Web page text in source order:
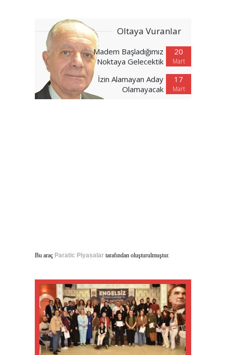
Oltaya Vuranlar
20
Mart
Madem Başladığımız
Noktaya Gelecektik
17
Mart
İzin Alamayan Aday
Olamayacak
Bu araç Paratic Piyasalar tarafından oluşturulmuştur.